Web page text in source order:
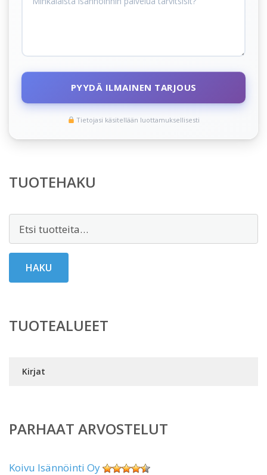
PYYDÄ ILMAINEN TARJOUS
Tietojasi käsitellään luottamuksellisesti
TUOTEHAKU
HAKU
TUOTEALUEET
Kirjat
PARHAAT ARVOSTELUT
Koivu Isännöinti Oy